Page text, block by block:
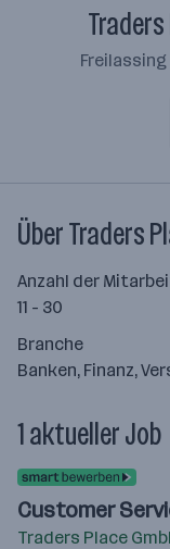
Traders
Freilassing
Über Traders
Anzahl der
11 - 30
Branche
Banken, Finanz,
1 aktueller Job
Customer
Traders Place